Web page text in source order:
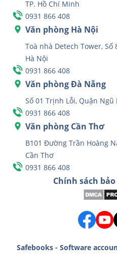
TP. Hồ Chí Minh
0931 866 408
Văn phòng Hà Nội
Toà nhà Detech Tower, Số
Hà Nội
0931 866 408
Văn phòng Đà Nẵng
Số 01 Trịnh Lỗi, Quận
0931 866 408
Văn phòng Cần Thơ
B101 Đường Trần Hoàng
Cần Thơ
0931 866 408
Chính sách
Safebooks - Software